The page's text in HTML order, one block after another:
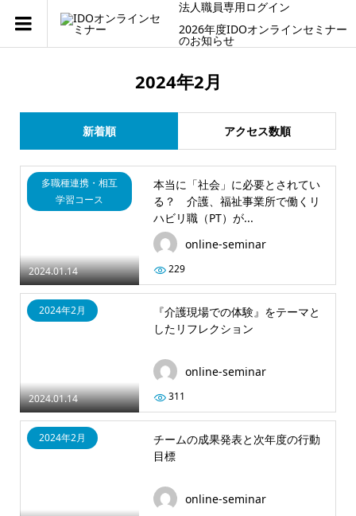
法人職員専用ログイン
2026年度IDOオンラインセミナー
のお知らせ
2024年2月
新着順 アクセス数順
2024.01.14
多職種連携・相互
学習コース
本当に「社会」に必要とされてい
る？ 介護、福祉事業所で働くリ
ハビリ職（PT）が...
online-seminar
229
2024.01.14
2024年2月
『介護現場での体験』をテーマと
したリフレクション
online-seminar
311
2024年2月
チームの成果発表と次年度の行動
目標
online-seminar